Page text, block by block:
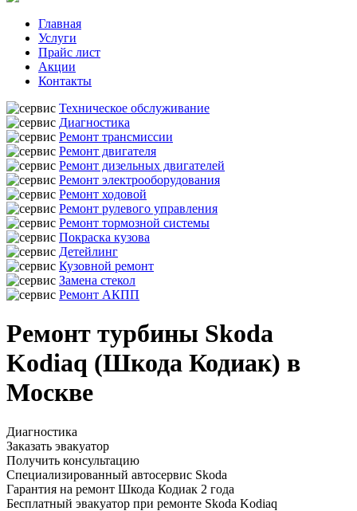
Главная
Услуги
Прайс лист
Акции
Контакты
Техническое обслуживание
Диагностика
Ремонт трансмиссии
Ремонт двигателя
Ремонт дизельных двигателей
Ремонт электрооборудования
Ремонт ходовой
Ремонт рулевого управления
Ремонт тормозной системы
Покраска кузова
Детейлинг
Кузовной ремонт
Замена стекол
Ремонт АКПП
Ремонт турбины Skoda
Kodiaq (Шкода Кодиак) в
Москве
Диагностика
Заказать эвакуатор
Получить консультацию
Специализированный автосервис Skoda
Гарантия на ремонт Шкода Кодиак 2 года
Бесплатный эвакуатор при ремонте Skoda Kodiaq